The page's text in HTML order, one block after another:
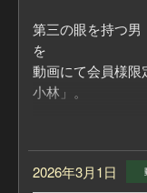
第三の眼を持つ
を
動画にて会員様限
小林」。
また、エスパー
教えてもらいます
2026年3月1日